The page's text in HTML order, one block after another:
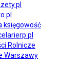
księgowość
Rolnicze
Warszawy